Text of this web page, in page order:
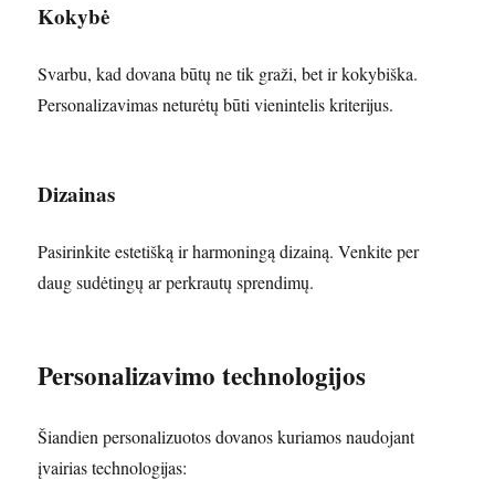
Kokybė
Svarbu, kad dovana būtų ne tik graži, bet ir kokybiška.
Personalizavimas neturėtų būti vienintelis kriterijus.
Dizainas
Pasirinkite estetišką ir harmoningą dizainą. Venkite per
daug sudėtingų ar perkrautų sprendimų.
Personalizavimo technologijos
Šiandien personalizuotos dovanos kuriamos naudojant
įvairias technologijas: